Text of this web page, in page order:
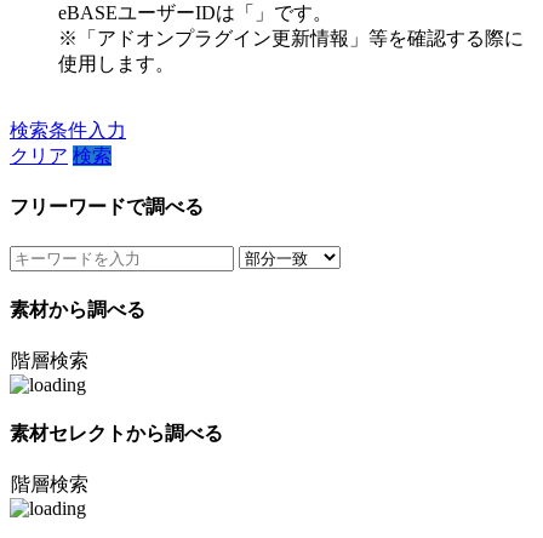
eBASEユーザーIDは「
」です。
※「アドオンプラグイン更新情報」等を確認する際に
使用します。
検索条件入力
クリア 検索
フリーワードで調べる
素材から調べる
階層検索
素材セレクトから調べる
階層検索